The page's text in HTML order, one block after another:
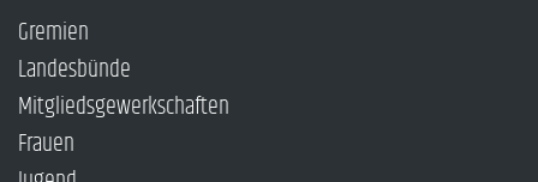
Gremien
Landesbünde
Mitgliedsgewerkschaften
Frauen